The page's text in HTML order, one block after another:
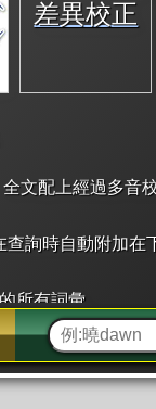
文配上經過多音
查詢時自動附加在
所有詞彙。
。也支援查詢「
便可瞬間「連續